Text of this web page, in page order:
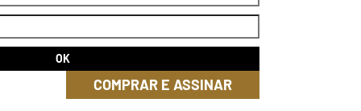
COMPRAR E ASSINAR